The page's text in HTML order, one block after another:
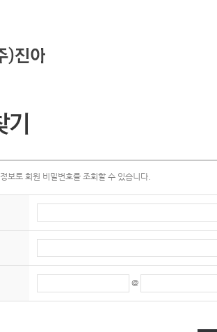
정보로 회원 비밀번호를 조회할 수 있습니다.
@